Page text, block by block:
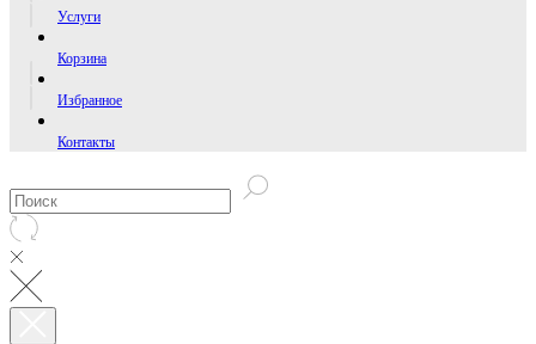
Услуги
Корзина
Избранное
Контакты